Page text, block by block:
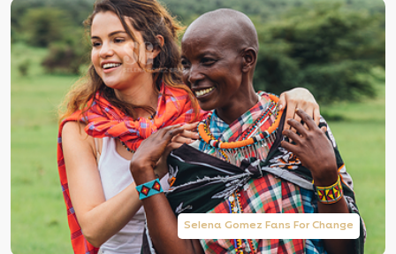
Selena Gomez Fans For Change